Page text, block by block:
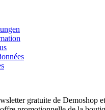
gratuite de Demoshop